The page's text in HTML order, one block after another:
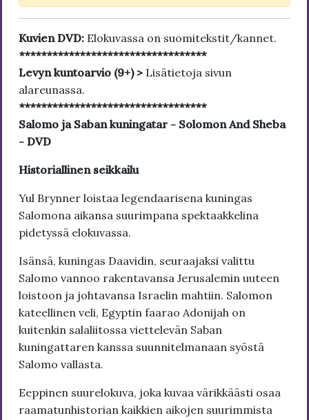
Kuvien DVD: Elokuvassa on suomitekstit/kannet.
**********************************
Levyn kuntoarvio (9+) > Lisätietoja sivun
alareunassa.
**********************************
Salomo ja Saban kuningatar - Solomon And Sheba
- DVD
Historiallinen seikkailu
Yul Brynner loistaa legendaarisena kuningas
Salomona aikansa suurimpana spektaakkelina
pidetyssä elokuvassa.
Isänsä, kuningas Daavidin, seuraajaksi valittu
Salomo vannoo rakentavansa Jerusalemin uuteen
loistoon ja johtavansa Israelin mahtiin. Salomon
kateellinen veli, Egyptin faarao Adonijah on
kuitenkin salaliitossa viettelevän Saban
kuningattaren kanssa suunnitelmanaan syöstä
Salomo vallasta.
Eeppinen suurelokuva, joka kuvaa värikkäästi osaa
raamatunhistorian kaikkien aikojen suurimmista